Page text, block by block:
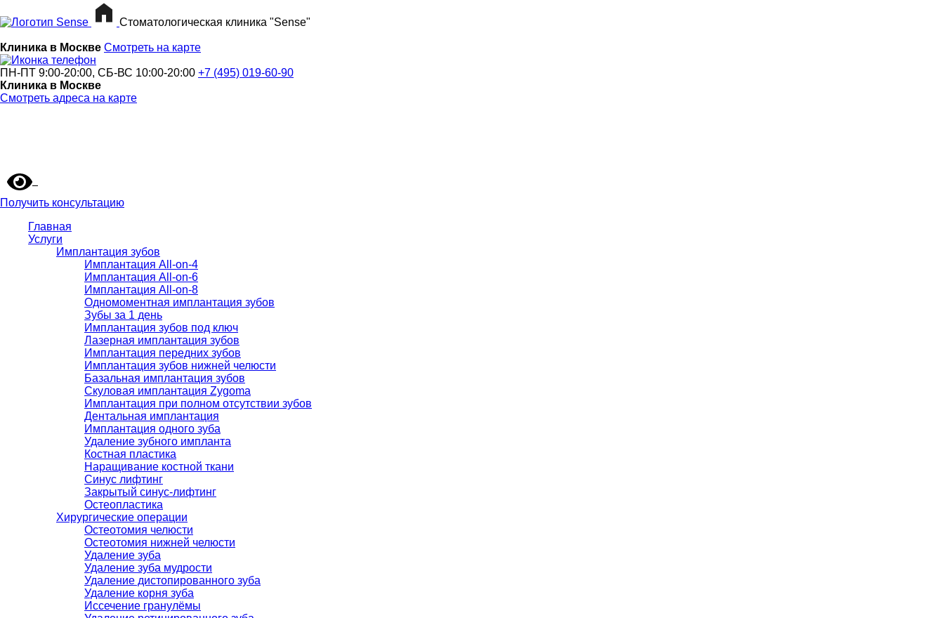
Стоматологическая клиника "Sense"
Клиника в Москве Смотреть на карте
ПН-ПТ 9:00-20:00, СБ-ВС 10:00-20:00 +7 (495) 019-60-90
Клиника в Москве
Смотреть адреса на карте
Получить консультацию
Главная
Услуги
Имплантация зубов
Имплантация All-on-4
Имплантация All-on-6
Имплантация All-on-8
Одномоментная имплантация зубов
Зубы за 1 день
Имплантация зубов под ключ
Лазерная имплантация зубов
Имплантация передних зубов
Имплантация зубов нижней челюсти
Базальная имплантация зубов
Скуловая имплантация Zygoma
Имплантация при полном отсутствии зубов
Дентальная имплантация
Имплантация одного зуба
Удаление зубного импланта
Костная пластика
Наращивание костной ткани
Синус лифтинг
Закрытый синус-лифтинг
Остеопластика
Хирургические операции
Остеотомия челюсти
Остеотомия нижней челюсти
Удаление зуба
Удаление зуба мудрости
Удаление дистопированного зуба
Удаление корня зуба
Иссечение гранулёмы